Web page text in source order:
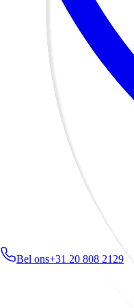
Bel ons+31 20 808 2129